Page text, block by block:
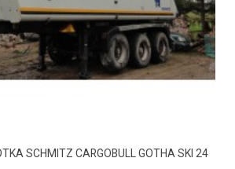
SCHMITZ CARGOBULL GOTHA SKI 24